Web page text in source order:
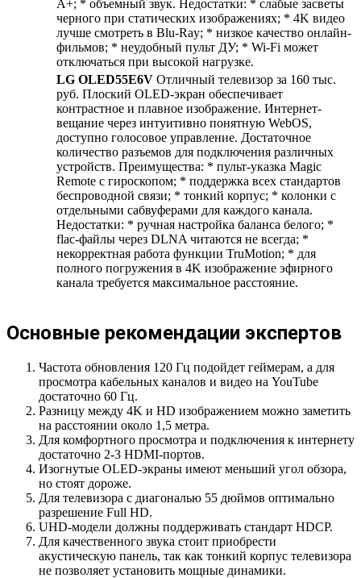
A+; * объемный звук. Недостатки: * слабые засветы
черного при статических изображениях; * 4K видео
лучше смотреть в Blu-Ray; * низкое качество онлайн-
фильмов; * неудобный пульт ДУ; * Wi-Fi может
отключаться при высокой нагрузке.
LG OLED55E6V Отличный телевизор за 160 тыс.
руб. Плоский OLED-экран обеспечивает
контрастное и плавное изображение. Интернет-
вещание через интуитивно понятную WebOS,
доступно голосовое управление. Достаточное
количество разъемов для подключения различных
устройств. Преимущества: * пульт-указка Magic
Remote с гироскопом; * поддержка всех стандартов
беспроводной связи; * тонкий корпус; * колонки с
отдельными сабвуферами для каждого канала.
Недостатки: * ручная настройка баланса белого; *
flac-файлы через DLNA читаются не всегда; *
некорректная работа функции TruMotion; * для
полного погружения в 4K изображение эфирного
канала требуется максимальное расстояние.
Основные рекомендации экспертов
Частота обновления 120 Гц подойдет геймерам, а для
просмотра кабельных каналов и видео на YouTube
достаточно 60 Гц.
Разницу между 4K и HD изображением можно заметить
на расстоянии около 1,5 метра.
Для комфортного просмотра и подключения к интернету
достаточно 2-3 HDMI-портов.
Изогнутые OLED-экраны имеют меньший угол обзора,
но стоят дороже.
Для телевизора с диагональю 55 дюймов оптимально
разрешение Full HD.
UHD-модели должны поддерживать стандарт HDCP.
Для качественного звука стоит приобрести
акустическую панель, так как тонкий корпус телевизора
не позволяет установить мощные динамики.